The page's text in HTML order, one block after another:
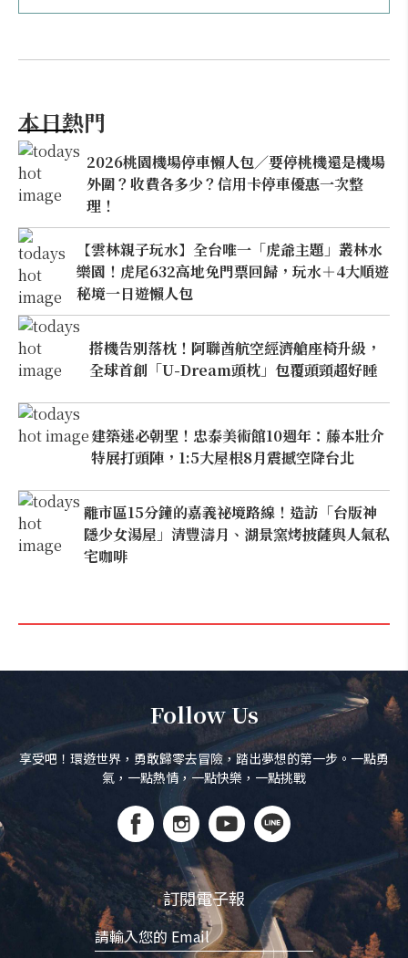
本日熱門
2026桃園機場停車懶人包／要停桃機還是機場
外圍？收費各多少？信用卡停車優惠一次整
理！
【雲林親子玩水】全台唯一「虎爺主題」叢林水
樂園！虎尾632高地免門票回歸，玩水＋4大順遊
秘境一日遊懶人包
搭機告別落枕！阿聯酋航空經濟艙座椅升級，
全球首創「U-Dream頭枕」包覆頭頸超好睡
建築迷必朝聖！忠泰美術館10週年：藤本壯介
特展打頭陣，1:5大屋根8月震撼空降台北
離市區15分鐘的嘉義祕境路線！造訪「台版神
隱少女湯屋」清豐濤月、湖景窯烤披薩與人氣私
宅咖啡
Follow Us
享受吧！環遊世界，勇敢歸零去冒險，踏出夢想的第一步。一點勇
氣，一點熱情，一點快樂，一點挑戰
訂閱電子報